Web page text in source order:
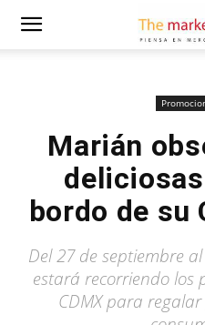
Marián
bordo de su
Del 27 de septiembre
estará recorriendo los
CDMX para